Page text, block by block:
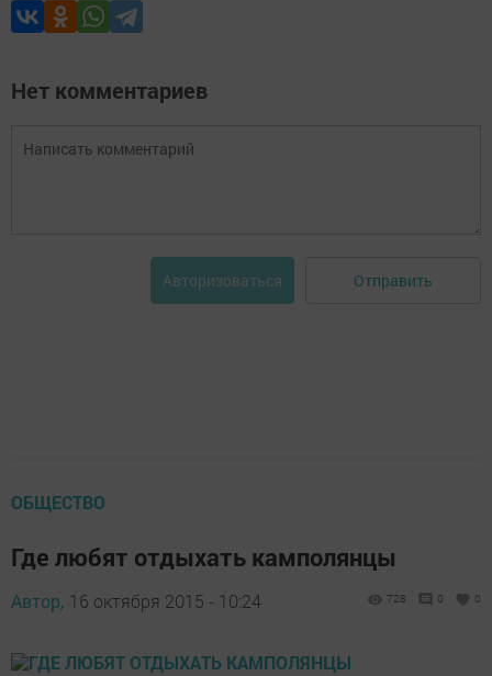
Нет комментариев
Авторизоваться Отправить
ОБЩЕСТВО
Где любят отдыхать камполянцы
Автор, 16 октября 2015 - 10:24 728 0 0